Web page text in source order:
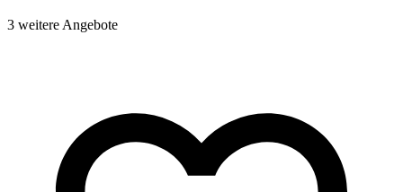
3 weitere Angebote